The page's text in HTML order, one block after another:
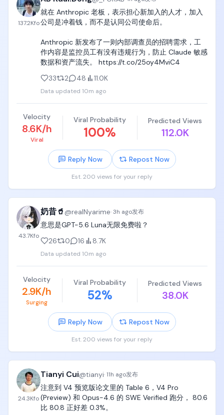
这就是党哥判断中国未来优势的基本第一性原理，学
会了请转发+点赞+收藏，谢谢。
subagent system去持续解决设计复杂、逻辑复杂、
高度抽象、挑战人类和AI Agent能力极限的极其困难
比如设计编译器/interpreter/transpiler、解决复杂的
数学问题、复杂系统问题、电子仿真问题等等，
目前这个goal-driven已经完成了三个工作，
一个是全自动设计了C++实现的TypeScript
Compiler，这在去年只有微软几个人实现了这个工
作，
一个是全自动实现了世界上最复杂的数学证明工具——
lean4的TyeScript版本编译器，这在过去也是由微软
发明并且由整个数学学术界维护的。
goal-driven已经被证明了是一款非常强大、非常简
单、非常直白的multi-agent system，而且只需要一
个prompt写进去即可，
只要你设定好了goal（目标），criteria（判据，判断
成功与否的标准，比如生成1000个复杂test case），
就可以让agent和subagent持续工作100小时，完成一
些人类历史上极具挑战难度的、最复杂、 最抽象、最
艰难的工作。
好了，赶紧点个star，接下来我还要开源一个更重磅的
东西。
https://t.co/WwTLrQINtr
137.2Kfo
就在 Anthropic 老板，表示担心新加入的人才，加入
公司是冲着钱，而不是认同公司使命后。
Anthropic 新发布了一则内部调查员的招聘需求，工
作内容是监控员工有没有违规行为，防止 Claude 敏感
数据和资产流失。 https://t.co/25oy4MviC4
33
2 48 11.0K
Data updated 10m ago
Velocity
8.6K/h
Viral
Viral Probability
100%
Predicted Views
112.0K
Reply Now Repost Now
Est. 200 views for your reply
43.7Kfo
奶昔🥤@realNyarime·3h ago发布
意思是GPT-5.6 Luna无限免费啦？
26
0 16 8.7K
Data updated 10m ago
Velocity
2.9K/h
Surging
Viral Probability
52%
Predicted Views
38.0K
Reply Now Repost Now
Est. 200 views for your reply
24.3Kfo
Tianyi Cui@tianyi·11h ago发布
注意到 V4 预览版论文里的 Table 6，V4 Pro
(Preview) 和 Opus-4.6 的 SWE Verified 跑分， 80.6
比 80.8 正好差 0.3%。